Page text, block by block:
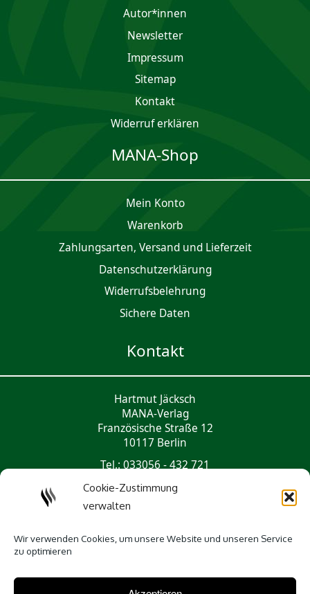
Cookie-Zustimmung
verwalten
Wir verwenden Cookies, um unsere Website und unseren Service
zu optimieren
Autor*innen
Newsletter
Impres­sum
Sitemap
Kontakt
Widerruf erklären
MANA-Shop
Mein Konto
Waren­korb
Zahlungsarten, Versand und Lieferzeit
Daten­schutz­er­klärung
Widerrufsbelehrung
Sichere Daten
Kontakt
Hartmut Jäcksch
MANA-Verlag
Französische Straße 12
10117 Berlin
Tel.: 033056 - 432 721
Social Media